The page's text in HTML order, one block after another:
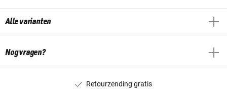
Alle varianten
Nog vragen?
Retourzending gratis